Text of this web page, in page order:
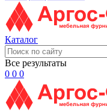
Каталог
Все результаты
0 0 0